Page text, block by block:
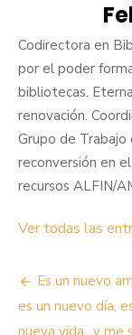
Codirectora en
por el poder
bibliotecas.
renovación.
Grupo de Trabajo
reconversión en
recursos ALFIN/
Ver todas las
de
Es un nuevo
es un nuevo día,